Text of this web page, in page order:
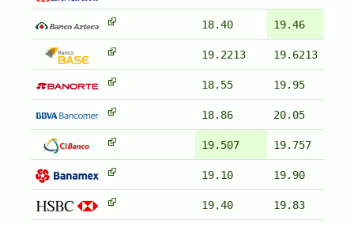
18.40 19.46
19.2213 19.6213
18.55 19.95
18.86 20.05
19.507 19.757
19.10 19.90
19.40 19.83